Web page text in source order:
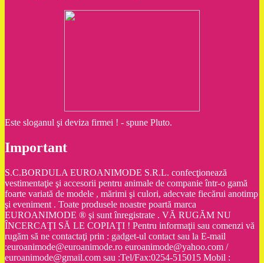
Este sloganul şi deviza firmei ! - spune Pluto.
Important
S.C.BORDULA EUROANIMODE S.R.L. confecţionează
vestimentaţie şi accesorii pentru animale de companie într-o gamă
foarte variată de modele , mărimi şi culori, adecvate fiecărui anotimp
şi eveniment . Toate produsele noastre poartă marca
EUROANIMODE ® şi sunt înregistrate . VĂ RUGĂM NU
ÎNCERCAŢI SĂ LE COPIAŢI ! Pentru informaţii sau comenzi vă
rugăm să ne contactaţi prin : gadget-ul contact sau la E-mail
:euroanimode@euroanimode.ro euroanimode@yahoo.com /
euroanimode@gmail.com sau :Tel/Fax:0254-515015 Mobil :